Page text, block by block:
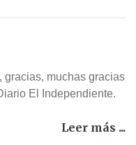
gracias, muchas gracias
El Independiente.
Leer más ...